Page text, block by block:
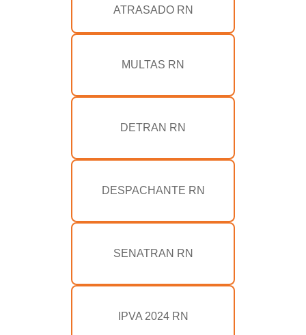
ATRASADO RN
MULTAS RN
DETRAN RN
DESPACHANTE RN
SENATRAN RN
IPVA 2024 RN